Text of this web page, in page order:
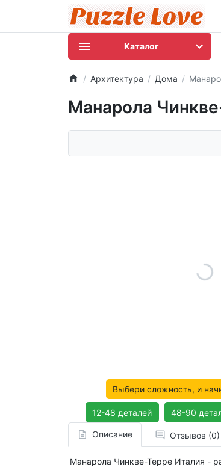
Каталог
Архитектура Дома
Манарола
Выбери сложность, и
12-48 деталей 48-90
Описание Отзывов (0)
Манарола Чинкве-Терре Италия -